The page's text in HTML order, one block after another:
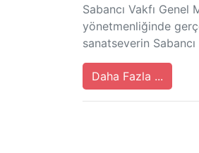
Sabancı Vakfı Genel
yönetmenliğinde
sanatseverin
Daha Fazla ...